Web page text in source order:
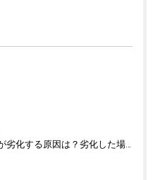
サイディングが劣化する原因は？劣化した場合の対処法を紹介します！